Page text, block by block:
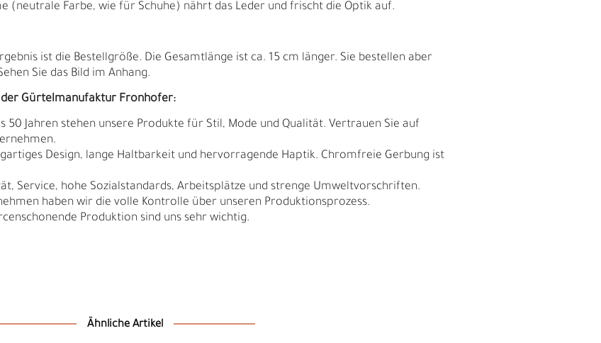
(neutrale Farbe, wie für Schuhe) nährt das Leder und frischt die Optik auf.
ist die Bestellgröße. Die Gesamtlänge ist ca. 15 cm länger. Sie bestellen aber
Sie das Bild im Anhang.
Gürtelmanufaktur Fronhofer:
50 Jahren stehen unsere Produkte für Stil, Mode und Qualität. Vertrauen Sie auf
Design, lange Haltbarkeit und hervorragende Haptik. Chromfreie Gerbung ist
Service, hohe Sozialstandards, Arbeitsplätze und strenge Umweltvorschriften.
haben wir die volle Kontrolle über unseren Produktionsprozess.
Produktion sind uns sehr wichtig.
Ähnliche Artikel